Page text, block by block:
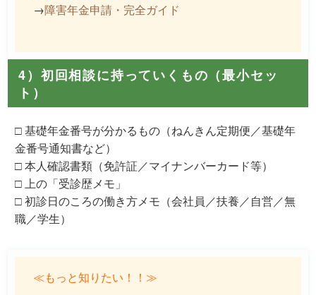
→障害年金申請・完全ガイド
4）初回相談に持っていくもの（最小セッ
ト）
□ 基礎年金番号が分かるもの（ねんきん定期便／基礎年
金番号通知書など）
□ 本人確認書類（免許証／マイナンバーカード等）
□ 上の「受診歴メモ」
□ 初診日のころの働き方メモ（会社員／扶養／自営／無
職／学生）
≪もっと知りたい！！≫